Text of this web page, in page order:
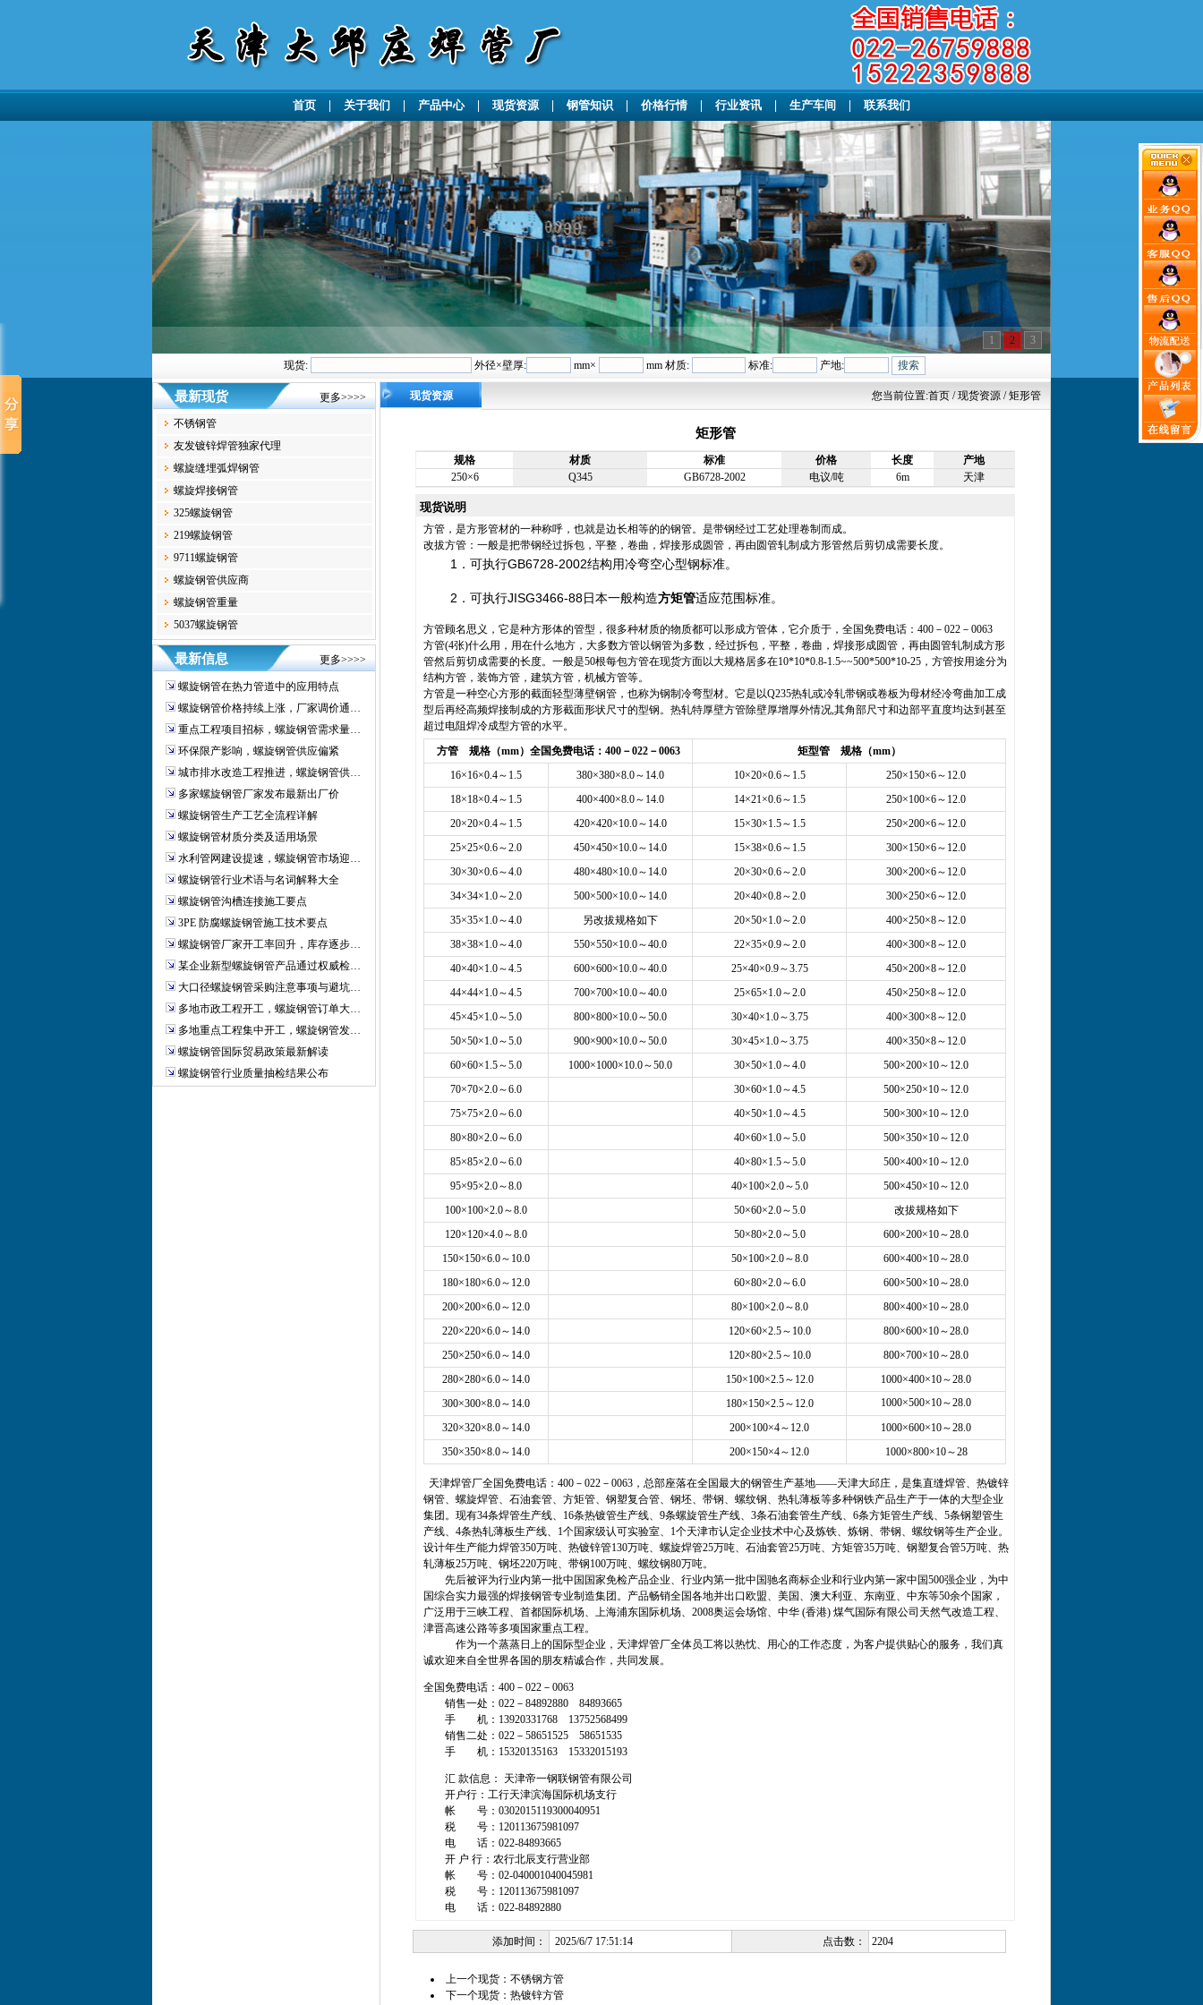
首页 关于我们 产品中心| 现货资源| 钢管知识 价格行情 行业资讯 生产车间 联系我们
1 2
3
现货:
外径×壁厚: mm× mm 材质: 标准: 产地:
最新现货 更多>>>>
不锈钢管
友发镀锌焊管独家代理
螺旋缝埋弧焊钢管
螺旋焊接钢管
325螺旋钢管
219螺旋钢管
9711螺旋钢管
螺旋钢管供应商
螺旋钢管重量
5037螺旋钢管
最新信息 更多>>>>
螺旋钢管在热力管道中的应用特点
螺旋钢管价格持续上涨，厂家调价通…
重点工程项目招标，螺旋钢管需求量…
环保限产影响，螺旋钢管供应偏紧
城市排水改造工程推进，螺旋钢管供…
多家螺旋钢管厂家发布最新出厂价
螺旋钢管生产工艺全流程详解
螺旋钢管材质分类及适用场景
水利管网建设提速，螺旋钢管市场迎…
螺旋钢管行业术语与名词解释大全
螺旋钢管沟槽连接施工要点
3PE 防腐螺旋钢管施工技术要点
螺旋钢管厂家开工率回升，库存逐步…
某企业新型螺旋钢管产品通过权威检…
大口径螺旋钢管采购注意事项与避坑…
多地市政工程开工，螺旋钢管订单大…
多地重点工程集中开工，螺旋钢管发…
螺旋钢管国际贸易政策最新解读
螺旋钢管行业质量抽检结果公布
现货资源 您当前位置:首页 / 现货资源 / 矩形管
矩形管
规格 材质 标准 价格 长度
产地
250×6
Q345 GB6728-2002 电议/吨 6m 天津
现货说明
方管，是方形管材的一种称呼，也就是边长相等的的钢管。是带钢经过工艺处理卷制而成。
改拔方管：一般是把带钢经过拆包，平整，卷曲，焊接形成圆管，再由圆管轧制成方形管然后剪切成需要长度。
1．可执行GB6728-2002结构用冷弯空心型钢标准。
2．可执行JISG3466-88日本一般构造方矩管适应范围标准。
方管顾名思义，它是种方形体的管型，很多种材质的物质都可以形成方管体，它介质于， 全国免费电话：400－022－0063
方管(4张)什么用，用在什么地方，大多数方管以钢管为多数，经过拆包，平整，卷曲，焊接形成圆管，再由圆管轧制成方形
管然后剪切成需要的长度。一般是50根每包方管在现货方面以大规格居多在10*10*0.8-1.5~~500*500*10-25，方管按用途分为
结构方管，装饰方管，建筑方管，机械方管等。
方管是一种空心方形的截面轻型薄壁钢管，也称为钢制冷弯型材。它是以Q235热轧或冷轧带钢或卷板为母材经冷弯曲加工成
型后再经高频焊接制成的方形截面形状尺寸的型钢。热轧特厚壁方管除壁厚增厚外情况,其角部尺寸和边部平直度均达到甚至
超过电阻焊冷成型方管的水平。
方管 规格（mm） 全国免费电话：400－022－0063
矩型管 规格（mm）
16×16×0.4～1.5
380×380×8.0～14.0 10×20×0.6～1.5
250×150×6～12.0
18×18×0.4～1.5
400×400×8.0～14.0 14×21×0.6～1.5
250×100×6～12.0
20×20×0.4～1.5
420×420×10.0～14.0 15×30×1.5～1.5
250×200×6～12.0
25×25×0.6～2.0
450×450×10.0～14.0 15×38×0.6～1.5
300×150×6～12.0
30×30×0.6～4.0
480×480×10.0～14.0 20×30×0.6～2.0
300×200×6～12.0
34×34×1.0～2.0
500×500×10.0～14.0 20×40×0.8～2.0
300×250×6～12.0
35×35×1.0～4.0
另改拔规格如下 20×50×1.0～2.0
400×250×8～12.0
38×38×1.0～4.0
550×550×10.0～40.0 22×35×0.9～2.0
400×300×8～12.0
40×40×1.0～4.5
600×600×10.0～40.0 25×40×0.9～3.75
450×200×8～12.0
44×44×1.0～4.5
700×700×10.0～40.0 25×65×1.0～2.0
450×250×8～12.0
45×45×1.0～5.0
800×800×10.0～50.0 30×40×1.0～3.75
400×300×8～12.0
50×50×1.0～5.0
900×900×10.0～50.0 30×45×1.0～3.75
400×350×8～12.0
60×60×1.5～5.0
1000×1000×10.0～50.0 30×50×1.0～4.0
500×200×10～12.0
70×70×2.0～6.0
30×60×1.0～4.5
500×250×10～12.0
75×75×2.0～6.0
40×50×1.0～4.5
500×300×10～12.0
80×80×2.0～6.0
40×60×1.0～5.0
500×350×10～12.0
85×85×2.0～6.0
40×80×1.5～5.0
500×400×10～12.0
95×95×2.0～8.0
40×100×2.0～5.0
500×450×10～12.0
100×100×2.0～8.0
50×60×2.0～5.0
改拔规格如下
120×120×4.0～8.0
50×80×2.0～5.0
600×200×10～28.0
150×150×6.0～10.0
50×100×2.0～8.0
600×400×10～28.0
180×180×6.0～12.0
60×80×2.0～6.0
600×500×10～28.0
200×200×6.0～12.0
80×100×2.0～8.0
800×400×10～28.0
220×220×6.0～14.0
120×60×2.5～10.0
800×600×10～28.0
250×250×6.0～14.0
120×80×2.5～10.0
800×700×10～28.0
280×280×6.0～14.0
150×100×2.5～12.0
1000×400×10～28.0
300×300×8.0～14.0
180×150×2.5～12.0
1000×500×10～28.0
320×320×8.0～14.0
200×100×4～12.0
1000×600×10～28.0
350×350×8.0～14.0
200×150×4～12.0 1000×800×10～28
天津焊管厂全国免费电话：400－022－0063 ，总部座落在全国最大的钢管生产基地——天津大邱庄，是集直缝焊管、热镀锌
钢管、螺旋焊管、石油套管、方矩管、钢塑复合管、钢坯、带钢、螺纹钢、热轧薄板等多种钢铁产品生产于一体的大型企业
集团。现有34条焊管生产线、16条热镀管生产线、9条螺旋管生产线、3条石油套管生产线、6条方矩管生产线、5条钢塑管生
产线、4条热轧薄板生产线、1个国家级认可实验室、1个天津市认定企业技术中心及炼铁、炼钢、带钢、螺纹钢等生产企业。
设计年生产能力焊管350万吨、热镀锌管130万吨、螺旋焊管25万吨、石油套管25万吨、方矩管35万吨、钢塑复合管5万吨、热
轧薄板25万吨、钢坯220万吨、带钢100万吨、螺纹钢80万吨。
先后被评为行业内第一批中国国家免检产品企业、行业内第一批中国驰名商标企业和行业内第一家中国500强企业，为中
国综合实力最强的焊接钢管专业制造集团。产品畅销全国各地并出口欧盟、美国、澳大利亚、东南亚、中东等50余个国家，
广泛用于三峡工程、首都国际机场、上海浦东国际机场、2008奥运会场馆、中华 (香港) 煤气国际有限公司天然气改造工程、
津晋高速公路等多项国家重点工程。
作为一个蒸蒸日上的国际型企业，天津焊管厂全体员工将以热忱、用心的工作态度，为客户提供贴心的服务，我们真
诚欢迎来自全世界各国的朋友精诚合作，共同发展。
全国免费电话：400－022－0063
销售一处：022－84892880 84893665
手 机：13920331768 13752568499
销售二处：022－58651525 58651535
手 机：15320135163 15332015193
汇 款信息： 天津帝一钢联钢管有限公司
开户行：工行天津滨海国际机场支行
帐 号：0302015119300040951
税 号：120113675981097
电 话：022-84893665
开 户 行：农行北辰支行营业部
帐 号：02-040001040045981
税 号：120113675981097
电 话：022-84892880
添加时间： 2025/6/7 17:51:14 点击数： 2204
上一个现货： 不锈钢方管
下一个现货： 热镀锌方管